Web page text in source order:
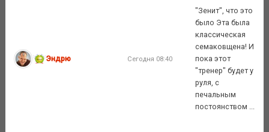
Эндрю Сегодня 08:40
"Зенит", что это
было Эта была
классическая
семаковщена! И
пока этот
"тренер" будет у
руля, с
печальным
постоянством ...